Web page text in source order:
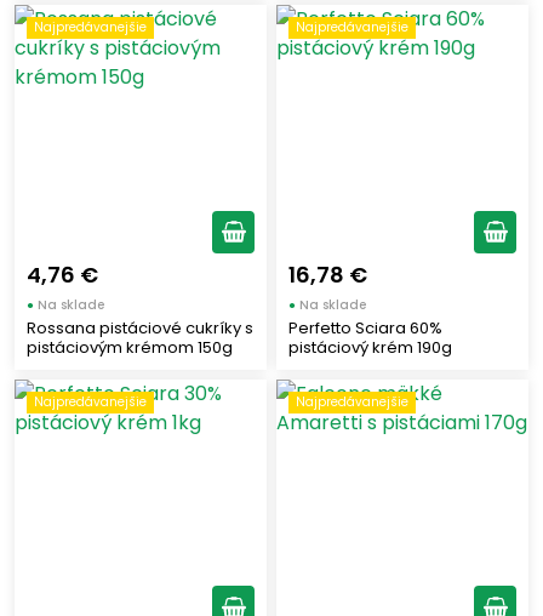
SCIARA(14)
Zobraziť len produkty skladom
Vymazať filtre
Zobraziť všetko (23)
Najpredávanejšie
4,76 €
● Na sklade
Rossana pistáciové cukríky s
pistáciovým krémom 150g
Najpredávanejšie
16,78 €
● Na sklade
Perfetto Sciara 60%
pistáciový krém 190g
Najpredávanejšie Najpredávanejšie